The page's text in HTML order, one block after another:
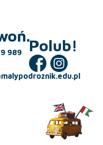
989
Polub!